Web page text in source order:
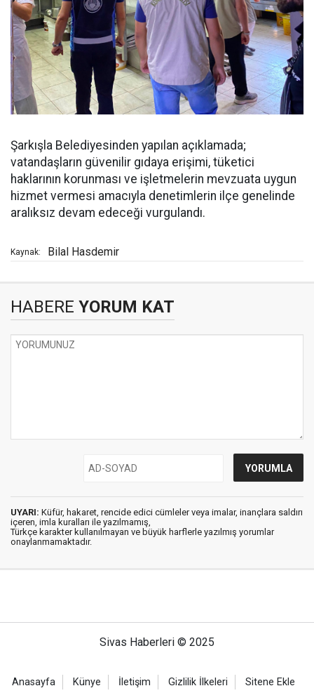
Şarkışla Belediyesinden yapılan açıklamada;
vatandaşların güvenilir gıdaya erişimi, tüketici
haklarının korunması ve işletmelerin mevzuata uygun
hizmet vermesi amacıyla denetimlerin ilçe genelinde
aralıksız devam edeceği vurgulandı.
Kaynak: Bilal Hasdemir
HABERE YORUM KAT
UYARI: Küfür, hakaret, rencide edici cümleler veya imalar, inançlara saldırı
içeren, imla kuralları ile yazılmamış,
Türkçe karakter kullanılmayan ve büyük harflerle yazılmış yorumlar
onaylanmamaktadır.
Sivas Haberleri © 2025
Anasayfa Künye İletişim Gizlilik İlkeleri Sitene Ekle